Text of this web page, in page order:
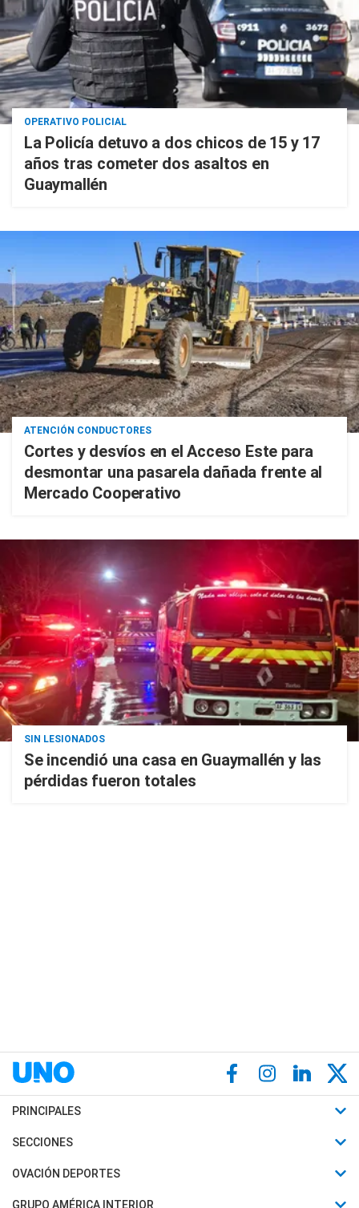
OPERATIVO POLICIAL
La Policía detuvo a dos chicos de 15 y 17
años tras cometer dos asaltos en
Guaymallén
ATENCIÓN CONDUCTORES
Cortes y desvíos en el Acceso Este para
desmontar una pasarela dañada frente al
Mercado Cooperativo
SIN LESIONADOS
Se incendió una casa en Guaymallén y las
pérdidas fueron totales
PRINCIPALES
Últimas Noticias
Política
SECCIONES
Horóscopo
Motores
OVACIÓN DEPORTES
Fútbol
GRUPO AMÉRICA INTERIOR